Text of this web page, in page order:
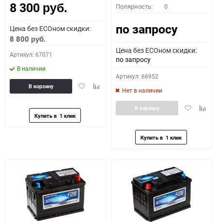
8 300 руб.
Цена без ECOном скидки:
8 800 руб.
Артикул: 67071
В наличии
ДобавитьДобавить
сравнению
В корзину
Полярность: 0
по запросу
Цена без ECOном скидки:
по запросу
Артикул: 66952
Нет в наличии
Добавить
В корзину